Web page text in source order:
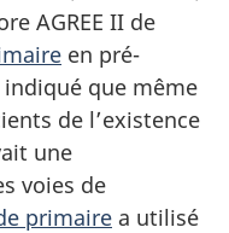
AGREE II de
en pré-
que même
de l’existence
une
voies de
primaire a utilisé